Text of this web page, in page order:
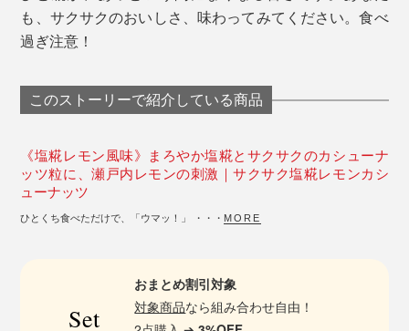
も、サクサクのおいしさ、味わってみてください。食べ
過ぎ注意！
このストーリーで紹介している商品
《塩糀レモン風味》まろやか塩糀とサクサクのカシューナ
ッツ粒に、瀬戸内レモンの刺激｜サクサク塩糀レモンカシ
ューナッツ
ひとくち食べただけで、「ウマッ！」 ・・・ MORE
Set
おまとめ割引対象
対象商品なら組み合わせ自由！